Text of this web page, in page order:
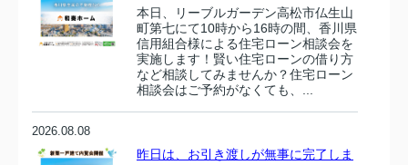
本日、リーブルガーデン高松市仏生山
町第七にて10時から16時の間、香川県
信用組合様による住宅ローン相談会を
実施します！賢い住宅ローンの借り方
など相談してみませんか？住宅ローン
相談会はご予約がなくても、...
2026.08.08
昨日は、お引き渡しが無事に完了しま